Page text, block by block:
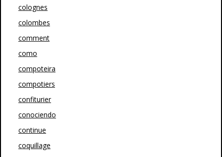
colognes
colombes
comment
como
compoteira
compotiers
confiturier
conociendo
continue
coquillage